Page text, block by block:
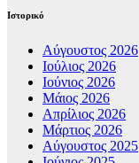
Ιστορικό
Αύγουστος 2026
Ιούλιος 2026
Ιούνιος 2026
Μάιος 2026
Απρίλιος 2026
Μάρτιος 2026
Αύγουστος 2025